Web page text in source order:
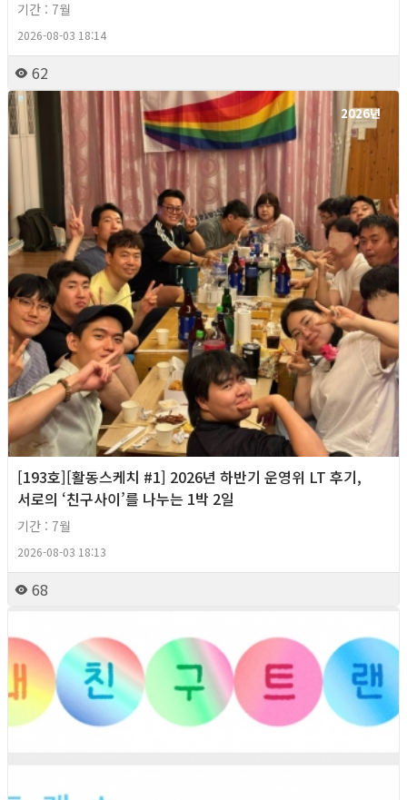
기간 : 7월
2026-08-03 18:14
62
2026년
[193호][활동스케치 #1] 2026년 하반기 운영위 LT 후기,
서로의 ‘친구사이’를 나누는 1박 2일
기간 : 7월
2026-08-03 18:13
68